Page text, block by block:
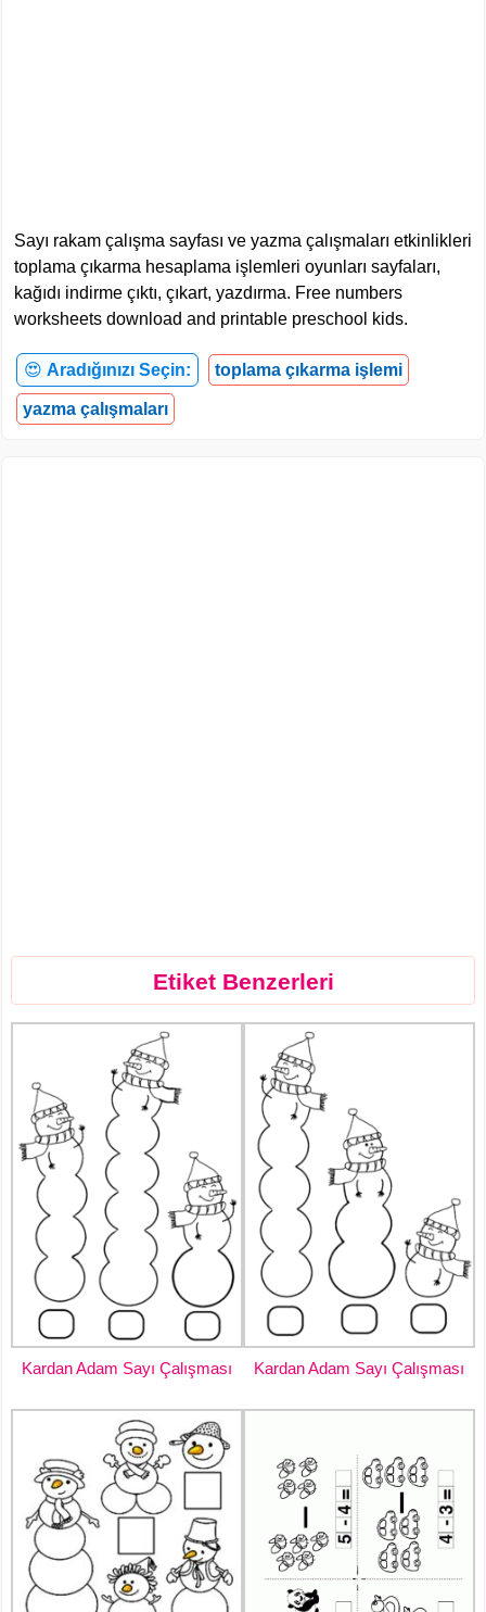
Sayı rakam çalışma sayfası ve yazma çalışmaları etkinlikleri
toplama çıkarma hesaplama işlemleri oyunları sayfaları,
kağıdı indirme çıktı, çıkart, yazdırma. Free numbers
worksheets download and printable preschool kids.
😍 Aradığınızı Seçin: toplama çıkarma işlemi
yazma çalışmaları
Etiket Benzerleri
Kardan Adam Sayı Çalışması Kardan Adam Sayı Çalışması